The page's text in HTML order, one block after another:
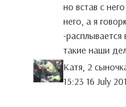
но встав с
него, а я
-расплывается
такие наши
Катя, 2
15:23 16 July